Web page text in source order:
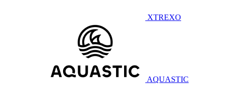
XTREXO
AQUASTIC